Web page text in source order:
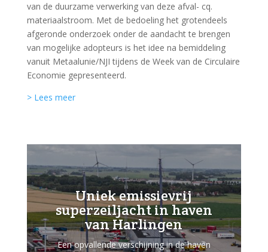
van de duurzame verwerking van deze afval- cq.
materiaalstroom. Met de bedoeling het grotendeels
afgeronde onderzoek onder de aandacht te brengen
van mogelijke adopteurs is het idee na bemiddeling
vanuit Metaalunie/NJI tijdens de Week van de Circulaire
Economie gepresenteerd.
> Lees meer
Uniek emissievrij
superzeiljacht in haven
van Harlingen
Een opvallende verschijning in de haven